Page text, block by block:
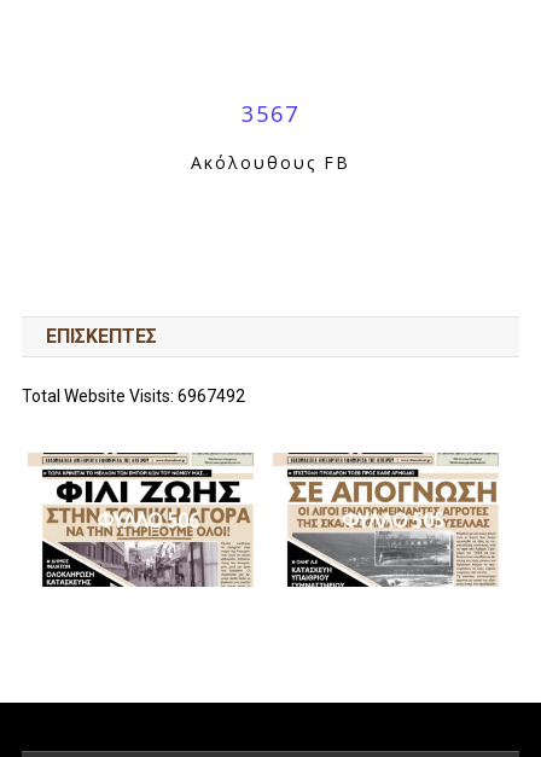
3567
Ακόλουθους FB
ΕΠΙΣΚΕΠΤΕΣ
Total Website Visits: 6967492
ΦΥΛΛΟ 506 ΦΥΛΛΟ 505